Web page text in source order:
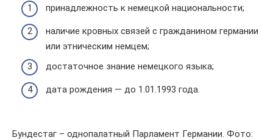
принадлежность к немецкой национальности;
наличие кровных связей с гражданином германии
или этническим немцем;
достаточное знание немецкого языка;
дата рождения — до 1.01.1993 года.
Бундестаг – однопалатный Парламент Германии. Фото: